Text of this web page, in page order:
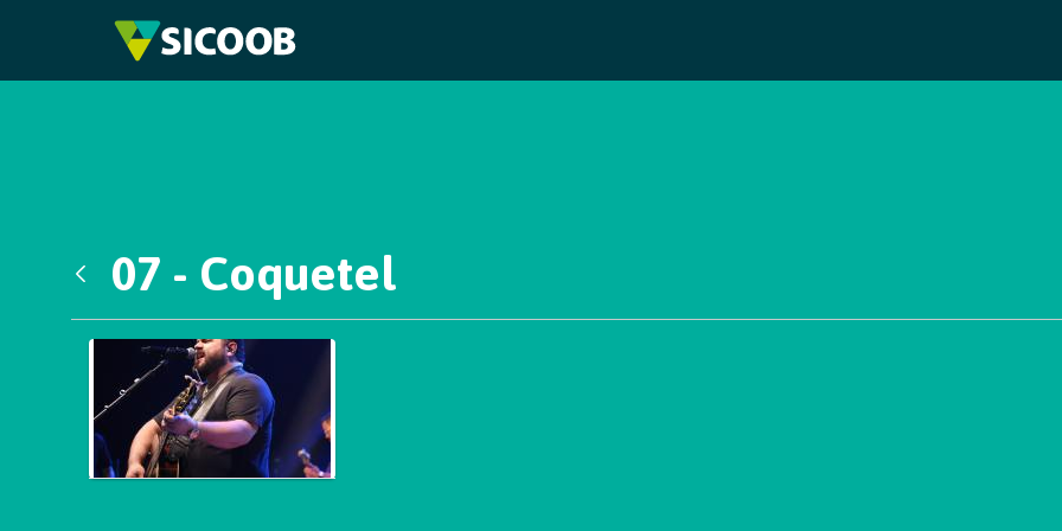
Pular para o Conteúdo principal
07 - Coquetel
Galeria de Mídias